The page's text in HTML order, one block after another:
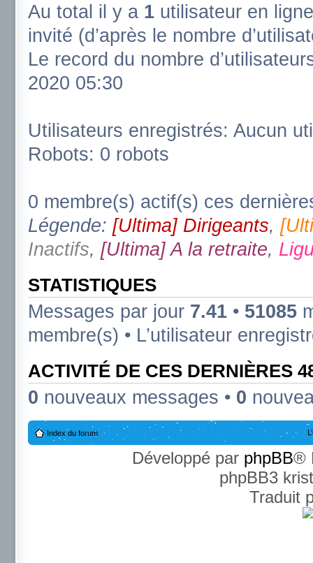
Au total il y a 1 utilisateur en
invité (d’après le nombre
Le record du nombre
2020 05:30
Utilisateurs enregistrés: Aucun
Robots: 0 robots
0 membre(s) actif(s) ces
Légende: [Ultima] Dirigeants,
Inactifs, [Ultima] A la retraite,
STATISTIQUES
Messages par jour 7.41 • 51085
membre(s) • L’utilisateur
ACTIVITÉ DE CES DERNIÈRES
0 nouveaux messages • 0
Index du forum
Développé par phpBB®
phpBB3
Traduit